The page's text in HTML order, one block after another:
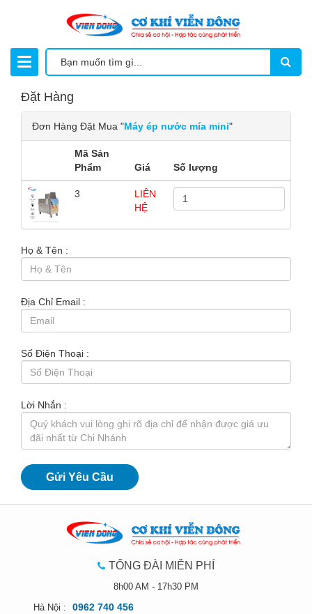
Đặt Hàng
Đơn Hàng Đặt Mua "Máy ép nước mía mini"
Mã Sản
Phẩm
Giá Số lượng
3
LIÊN
HỆ
Họ & Tên :
Địa Chỉ Email :
Số Điện Thoại :
Lời Nhắn :
TỔNG ĐÀI MIỄN PHÍ
8h00 AM - 17h30 PM
Hà Nội :
0962 740 456